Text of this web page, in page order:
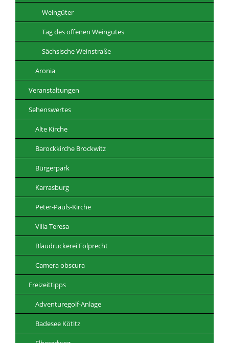
Weingüter
Tag des offenen Weingutes
Sächsische Weinstraße
Aronia
Veranstaltungen
Sehenswertes
Alte Kirche
Barockkirche Brockwitz
Bürgerpark
Karrasburg
Peter-Pauls-Kirche
Villa Teresa
Blaudruckerei Folprecht
Camera obscura
Freizeittipps
Adventuregolf-Anlage
Badesee Kötitz